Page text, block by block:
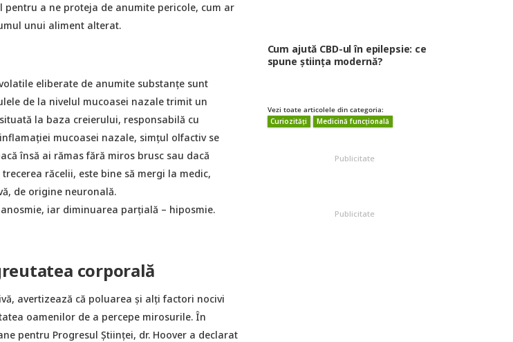
a ne proteja de anumite pericole, cum ar
unui aliment alterat.
eliberate de anumite substanțe sunt
de la nivelul mucoasei nazale trimit un
la baza creierului, responsabilă cu
mucoasei nazale, simțul olfactiv se
însă ai rămas fără miros brusc sau dacă
răcelii, este bine să mergi la medic,
de origine neuronală.
iar diminuarea parțială – hiposmie.
corporală
avertizează că poluarea și alți factori nocivi
oamenilor de a percepe mirosurile. În
pentru Progresul Științei, dr. Hoover a declarat
Cum ajută CBD-ul în epilepsie: ce
spune știința modernă?
Vezi toate articolele din categoria:
Curiozități
Medicină funcțională
Publicitate
Publicitate